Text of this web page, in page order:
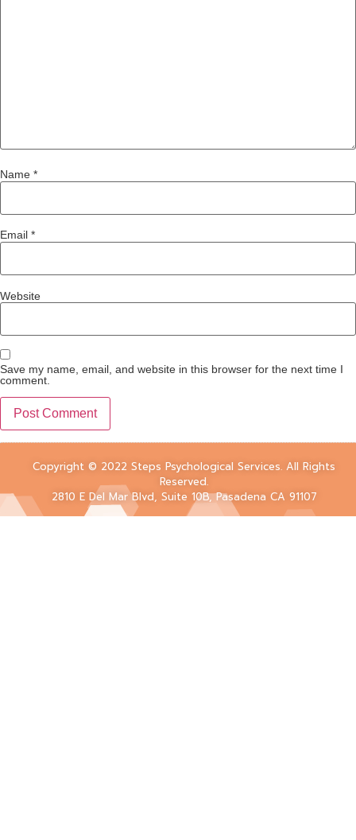
Name *
Email *
Website
Save my name, email, and website in this browser for the next time I
comment.
Copyright © 2022 Steps Psychological Services. All Rights
Reserved.
2810 E Del Mar Blvd, Suite 10B, Pasadena CA 91107